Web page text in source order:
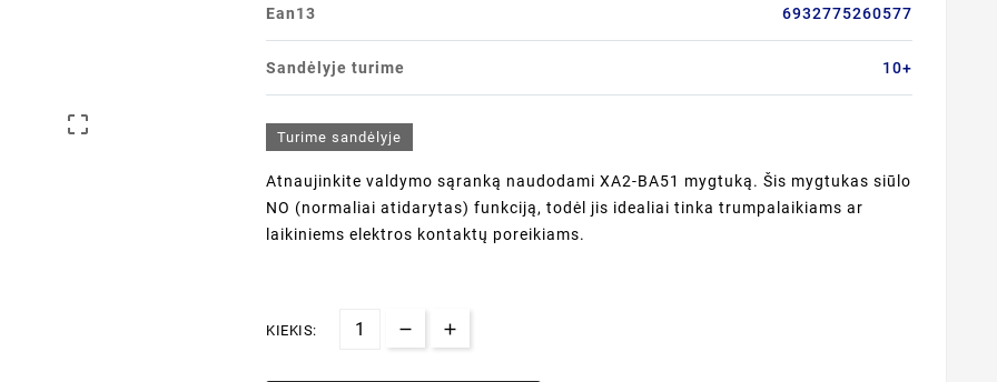

Ean13 6932775260577
Sandėlyje turime 10+
Turime sandėlyje
Atnaujinkite valdymo sąranką naudodami XA2-BA51 mygtuką. Šis mygtukas siūlo
NO (normaliai atidarytas) funkciją, todėl jis idealiai tinka trumpalaikiams ar
laikiniems elektros kontaktų poreikiams.
KIEKIS: